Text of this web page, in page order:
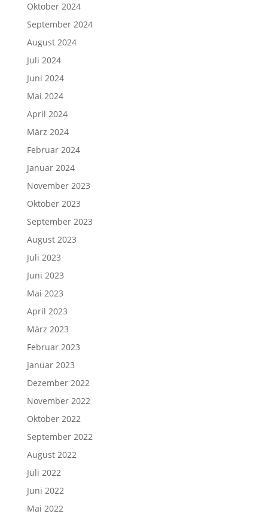
Oktober 2024
September 2024
August 2024
Juli 2024
Juni 2024
Mai 2024
April 2024
März 2024
Februar 2024
Januar 2024
November 2023
Oktober 2023
September 2023
August 2023
Juli 2023
Juni 2023
Mai 2023
April 2023
März 2023
Februar 2023
Januar 2023
Dezember 2022
November 2022
Oktober 2022
September 2022
August 2022
Juli 2022
Juni 2022
Mai 2022